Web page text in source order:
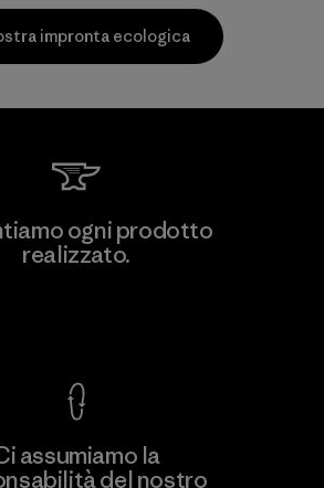
(Pvt) Ltd. - Asialine
impronta ecologica
ogni prodotto
realizzato.
assumiamo la
del nostro